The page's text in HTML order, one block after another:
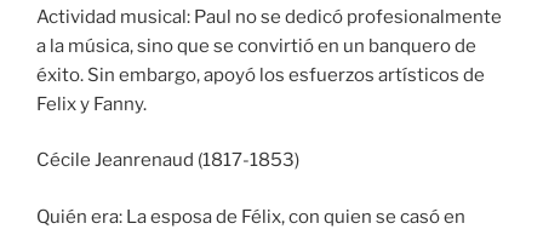
Actividad musical: Paul no se dedicó profesionalmente
a la música, sino que se convirtió en un banquero de
éxito. Sin embargo, apoyó los esfuerzos artísticos de
Felix y Fanny.
Cécile Jeanrenaud (1817-1853)
Quién era: La esposa de Félix, con quien se casó en